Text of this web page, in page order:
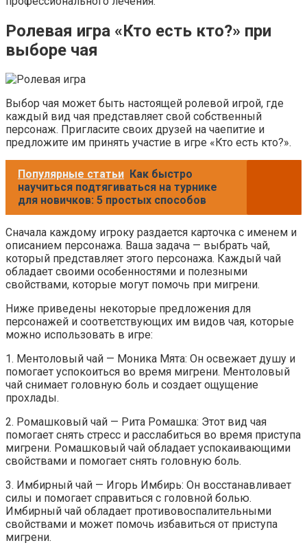
Ролевая игра «Кто есть кто?» при
выборе чая
Выбор чая может быть настоящей ролевой игрой, где
каждый вид чая представляет свой собственный
персонаж. Пригласите своих друзей на чаепитие и
предложите им принять участие в игре «Кто есть кто?».
Популярные статьи Как быстро
научиться подтягиваться на турнике
для новичков: 5 простых способов
Сначала каждому игроку раздается карточка с именем и
описанием персонажа. Ваша задача — выбрать чай,
который представляет этого персонажа. Каждый чай
обладает своими особенностями и полезными
свойствами, которые могут помочь при мигрени.
Ниже приведены некоторые предложения для
персонажей и соответствующих им видов чая, которые
можно использовать в игре:
1. Ментоловый чай — Моника Мята: Он освежает душу и
помогает успокоиться во время мигрени. Ментоловый
чай снимает головную боль и создает ощущение
прохлады.
2. Ромашковый чай — Рита Ромашка: Этот вид чая
помогает снять стресс и расслабиться во время приступа
мигрени. Ромашковый чай обладает успокаивающими
свойствами и помогает снять головную боль.
3. Имбирный чай — Игорь Имбирь: Он восстанавливает
силы и помогает справиться с головной болью.
Имбирный чай обладает противовоспалительными
свойствами и может помочь избавиться от приступа
мигрени.